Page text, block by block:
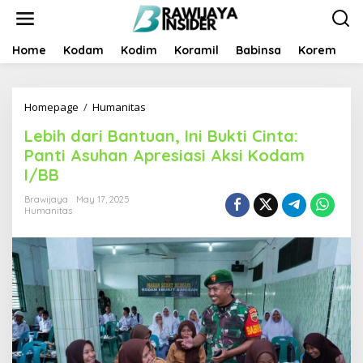
t
Home Kodam Kodim Koramil Babinsa Korem
Homepage / Humanitas
b
i
h
B
a
t
u
a
n
,
I
Lebih dari Bantuan, Ini Bukti Cinta:
Panti Asuhan Apresiasi Aksi Kodam
I/BB
Brawijaya
May 17, 2025
Humanitas